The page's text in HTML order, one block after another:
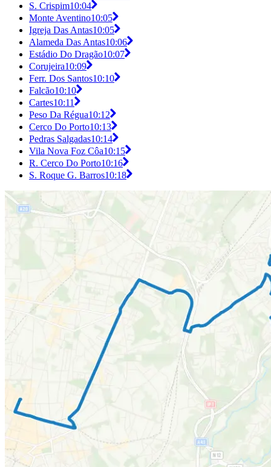
S. Crispim10:04
Monte Aventino10:05
Igreja Das Antas10:05
Alameda Das Antas10:06
Estádio Do Dragão10:07
Corujeira10:09
Ferr. Dos Santos10:10
Falcão10:10
Cartes10:11
Peso Da Régua10:12
Cerco Do Porto10:13
Pedras Salgadas10:14
Vila Nova Foz Côa10:15
R. Cerco Do Porto10:16
S. Roque G. Barros10:18